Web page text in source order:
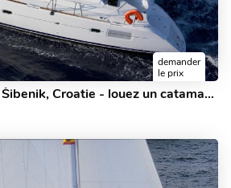
demander
le prix
Top yacht charter à Šibenik, Croatie - louez un catamaran pour un maximum de 8 personnes.